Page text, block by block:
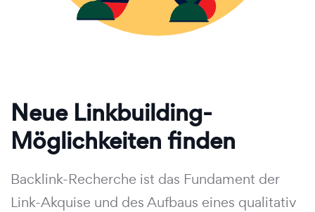
Neue Linkbuilding-
Möglichkeiten finden
Backlink-Recherche ist das Fundament der
Link-Akquise und des Aufbaus eines qualitativ